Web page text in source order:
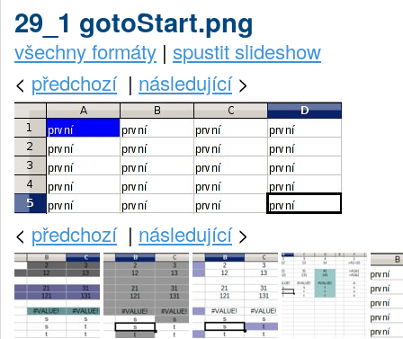
29_1 gotoStart.png
všechny formáty | spustit slideshow
< předchozí| následující>
< předchozí| následující>